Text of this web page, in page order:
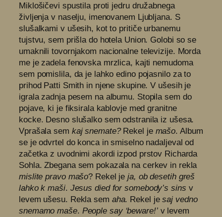
Miklošičevi spustila proti jedru družabnega
življenja v naselju, imenovanem Ljubljana. S
slušalkami v ušesih, kot to pritiče urbanemu
tujstvu, sem prišla do hotela Union. Golobi so se
umaknili tovornjakom nacionalne televizije. Morda
me je zadela fenovska mrzlica, kajti nemudoma
sem pomislila, da je lahko edino pojasnilo za to
prihod Patti Smith in njene skupine. V ušesih je
igrala zadnja pesem na albumu. Stopila sem do
pojave, ki je fiksirala kablovje med granitne
kocke. Desno slušalko sem odstranila iz ušesa.
Vprašala sem kaj snemate?Rekel je mašo. Album
se je odvrtel do konca in smiselno nadaljeval od
začetka z uvodnimi akordi izpod prstov Richarda
Sohla. Zbegana sem pokazala na cerkev in rekla
mislite pravo mašo? Rekel jeja, ob desetih greš
lahko k maši. Jesus died for somebody’s sins v
levem ušesu. Rekla sem aha. Rekel jesaj vedno
snemamo maše. People say ‘beware!’v levem